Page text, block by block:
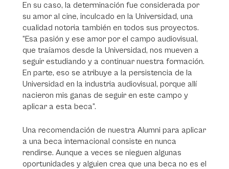
En su caso, la determinación fue considerada por
su amor al cine, inculcado en la Universidad, una
cualidad notoria también en todos sus proyectos.
“Esa pasión y ese amor por el campo audiovisual,
que traíamos desde la Universidad, nos mueven a
seguir estudiando y a continuar nuestra formación.
En parte, eso se atribuye a la persistencia de la
Universidad en la industria audiovisual, porque allí
nacieron mis ganas de seguir en este campo y
aplicar a esta beca”.
Una recomendación de nuestra Alumni para aplicar
a una beca internacional consiste en nunca
rendirse. Aunque a veces se nieguen algunas
oportunidades y alguien crea que una beca no es el